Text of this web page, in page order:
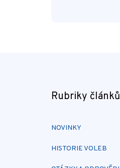
Rubriky článků
NOVINKY
HISTORIE VOLEB